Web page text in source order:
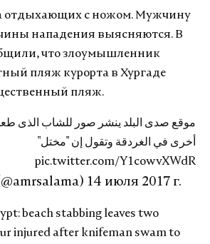
отдыхающих с ножом. Мужчину
нападения выясняются. В
что злоумышленник
пляж курорта в Хургаде
пляж.
موقع صدى البلد ينشر صور للشاب الذى
أخرى في الغردقة وتقول إن "مختل"
pic.twitter.com/Y1cowvXWdR
14 июля 2017 г.
: beach stabbing leaves two
injured after knifeman swam to